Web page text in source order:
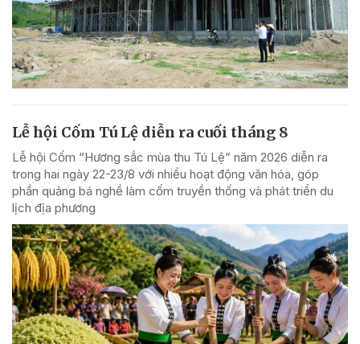
Lễ hội Cốm Tú Lệ diễn ra cuối tháng 8
Lễ hội Cốm “Hương sắc mùa thu Tú Lệ” năm 2026 diễn ra
trong hai ngày 22-23/8 với nhiều hoạt động văn hóa, góp
phần quảng bá nghề làm cốm truyền thống và phát triển du
lịch địa phương